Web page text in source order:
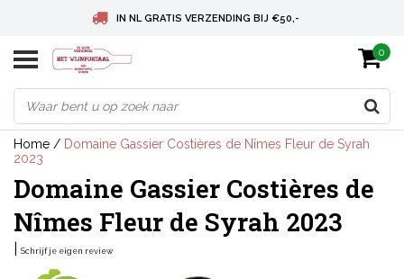
IN NL GRATIS VERZENDING BIJ €50,-
BELGIE GRATIS VERZENDING BIJ € 75
DEUTSCHLAND VERSANDKOSTENFREI AB € 75
0
Home / Domaine Gassier Costières de Nîmes Fleur de Syrah
2023
Domaine Gassier Costières de
Nîmes Fleur de Syrah 2023
Schrijf je eigen review